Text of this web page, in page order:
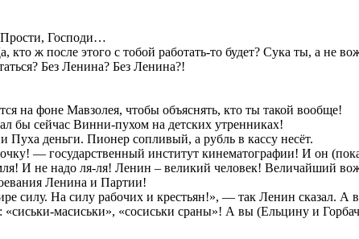
Господи…
кто ж после этого с тобой работать-то будет? Сука ты, а не
Без Ленина? Без Ленина?!
на фоне Мавзолея, чтобы объяснять, кто ты такой вообще!
бы сейчас Винни-пухом на детских утренниках!
деньги. Пионер сопливый, а рубль в кассу несёт.
— государственный институт кинематографии! И он
И не надо ля-ля! Ленин – великий человек! Величайший
Ленина и Партии!
силу. На силу рабочих и крестьян!», — так Ленин сказал.
масиськи», «сосиськи сраны»! А вы (Ельцину и